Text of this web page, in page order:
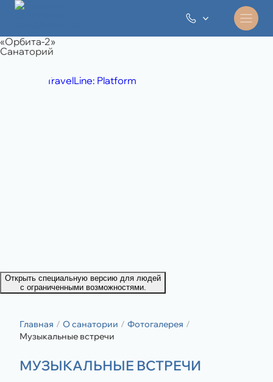
«Орбита-2»
Санаторий
8 495 994 06 45
TravelLine: Platform
Открыть специальную версию для людей
с ограниченными возможностями.
Главная О санатории
Фотогалерея
Музыкальные встречи
МУЗЫКАЛЬНЫЕ ВСТРЕЧИ